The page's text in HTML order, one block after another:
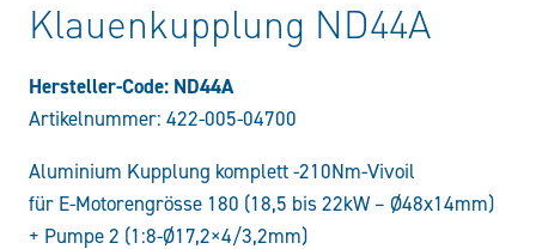
Klauenkupplung ND44A
Hersteller-Code: ND44A
Artikelnummer: 422-005-04700
Aluminium Kupplung komplett -210Nm-Vivoil
für E-Motorengrösse 180 (18,5 bis 22kW – Ø48x14mm)
+ Pumpe 2 (1:8-Ø17,2×4/3,2mm)